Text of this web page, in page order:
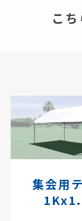
こ
集会用